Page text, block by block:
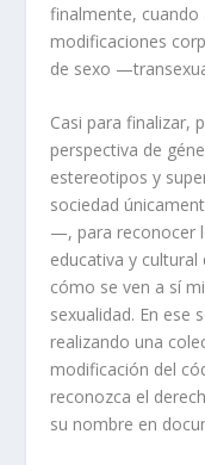
finalmente, cuando
modificaciones
de sexo
Casi para finalizar,
perspectiva de
estereotipos y
sociedad
—, para reconocer
educativa y
cómo se ven a sí
sexualidad. En ese
realizando una
modificación del
reconozca el
su nombre en